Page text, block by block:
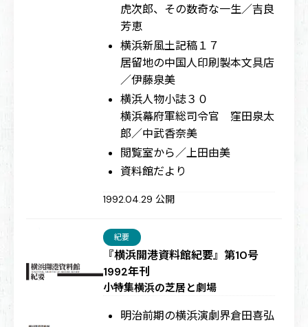
虎次郎、その数奇な一生／吉良
芳恵
横浜新風土記稿１７
居留地の中国人印刷製本文具店
／伊藤泉美
横浜人物小誌３０
横浜幕府軍総司令官 窪田泉太
郎／中武香奈美
閲覧室から／上田由美
資料館だより
1992.04.29 公開
『横浜開港資料館紀要』第10号
1992年刊
紀要
小特集横浜の芝居と劇場
明治前期の横浜演劇界倉田喜弘